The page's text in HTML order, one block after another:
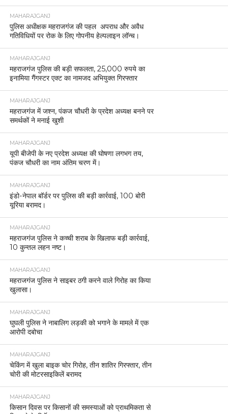
MAHARAJGANJ
पुलिस अधीक्षक महराजगंज की पहल अपराध और अवैध
गतिविधियों पर रोक के लिए गोपनीय हेल्पलाइन लॉन्च।
MAHARAJGANJ
महराजगंज पुलिस की बड़ी सफलता, 25,000 रुपये का
इनामिया गैंगस्टर एक्ट का नामजद अभियुक्त गिरफ्तार
MAHARAJGANJ
महराजगंज में जश्न, पंकज चौधरी के प्रदेश अध्यक्ष बनने पर
समर्थकों ने मनाई खुशी
MAHARAJGANJ
यूपी बीजेपी के नए प्रदेश अध्यक्ष की घोषणा लगभग तय,
पंकज चौधरी का नाम अंतिम चरण में।
MAHARAJGANJ
इंडो-नेपाल बॉर्डर पर पुलिस की बड़ी कार्रवाई, 100 बोरी
यूरिया बरामद।
MAHARAJGANJ
महराजगंज पुलिस ने कच्ची शराब के खिलाफ बड़ी कार्रवाई,
10 कुन्तल लहन नष्ट।
MAHARAJGANJ
महराजगंज पुलिस ने साइबर ठगी करने वाले गिरोह का किया
खुलासा।
MAHARAJGANJ
घुघली पुलिस ने नाबालिग लड़की को भगाने के मामले में एक
आरोपी दबोचा
MAHARAJGANJ
चेकिंग में खुला बाइक चोर गिरोह, तीन शातिर गिरफ्तार, तीन
चोरी की मोटरसाइकिलें बरामद
MAHARAJGANJ
किसान दिवस पर किसानों की समस्याओं को प्राथमिकता से